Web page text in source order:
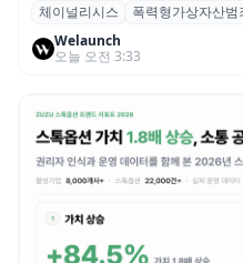
체이널리시스 “가상
범죄 증가…상반기
체이널리시스
폭력형가상자산범
Welaunch
오늘 오전 3:33